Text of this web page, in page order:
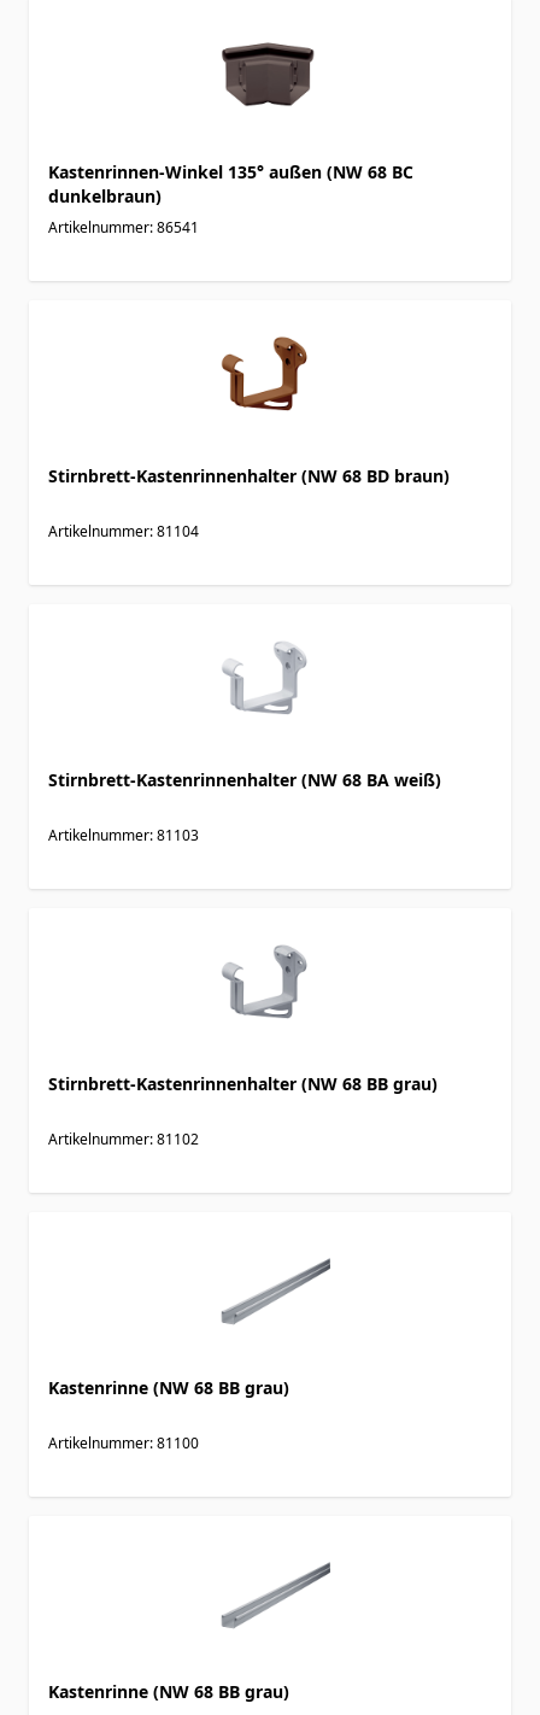
Kastenrinnen-Winkel 135° außen (NW 68 BC
dunkelbraun)
Artikelnummer: 86541
Stirnbrett-Kastenrinnenhalter (NW 68 BD braun)
Artikelnummer: 81104
Stirnbrett-Kastenrinnenhalter (NW 68 BA weiß)
Artikelnummer: 81103
Stirnbrett-Kastenrinnenhalter (NW 68 BB grau)
Artikelnummer: 81102
Kastenrinne (NW 68 BB grau)
Artikelnummer: 81100
Kastenrinne (NW 68 BB grau)